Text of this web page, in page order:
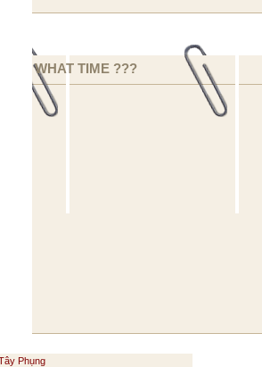
WHAT TIME ???
Phụng